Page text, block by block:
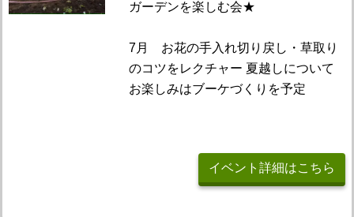
ガーデンを楽しむ会★
7月 お花の手入れ切り戻し・草取り
のコツをレクチャー 夏越しについて
お楽しみはブーケづくりを予定
イベント詳細はこちら